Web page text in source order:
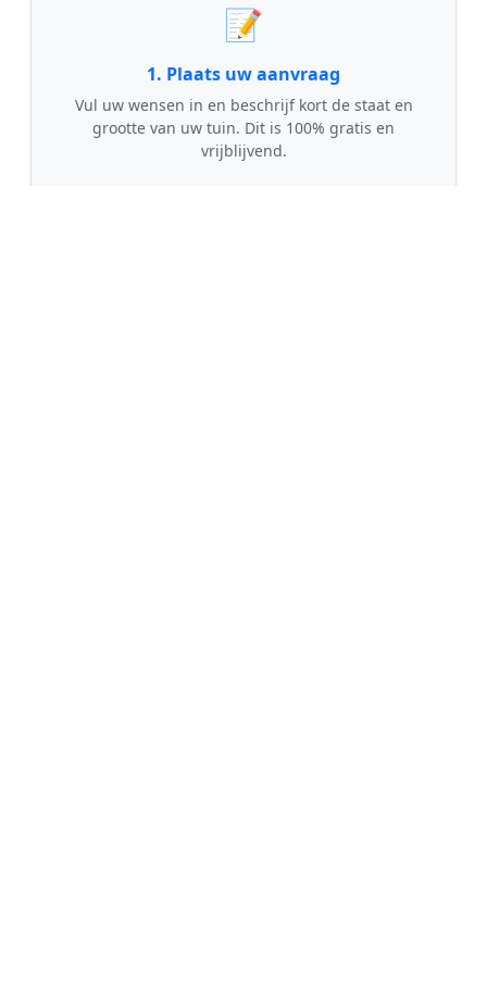
📝
1. Plaats uw aanvraag
Vul uw wensen in en beschrijf kort de staat en
grootte van uw tuin. Dit is 100% gratis en
vrijblijvend.